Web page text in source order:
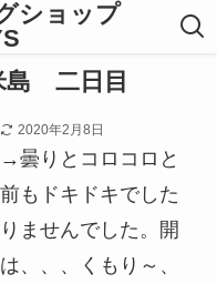
ショップ
島 二日目
2020年2月8日
りとコロコロと
もドキドキでした
ませんでした。開
、、、くもり～、